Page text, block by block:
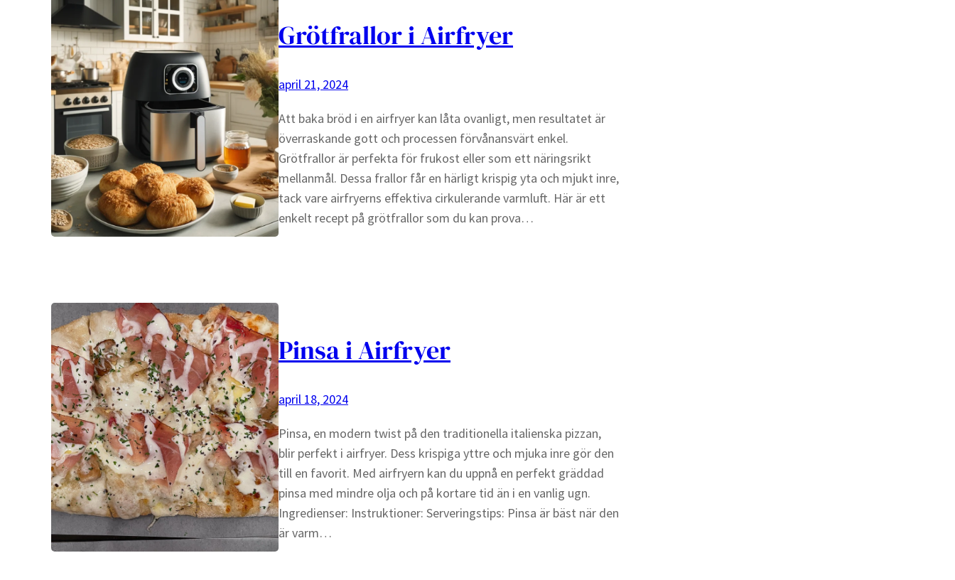
Grötfrallor i Airfryer
april 21, 2024
Att baka bröd i en airfryer kan låta ovanligt, men resultatet är
överraskande gott och processen förvånansvärt enkel.
Grötfrallor är perfekta för frukost eller som ett näringsrikt
mellanmål. Dessa frallor får en härligt krispig yta och mjukt inre,
tack vare airfryerns effektiva cirkulerande varmluft. Här är ett
enkelt recept på grötfrallor som du kan prova…
Pinsa i Airfryer
april 18, 2024
Pinsa, en modern twist på den traditionella italienska pizzan,
blir perfekt i airfryer. Dess krispiga yttre och mjuka inre gör den
till en favorit. Med airfryern kan du uppnå en perfekt gräddad
pinsa med mindre olja och på kortare tid än i en vanlig ugn.
Ingredienser: Instruktioner: Serveringstips: Pinsa är bäst när den
är varm…